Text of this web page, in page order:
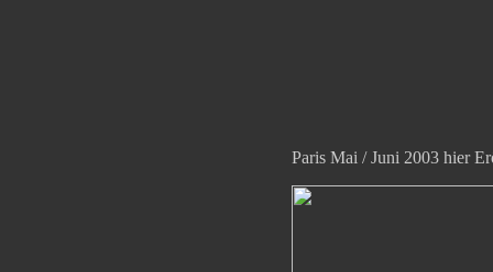
Paris Mai / Juni 2003 hier